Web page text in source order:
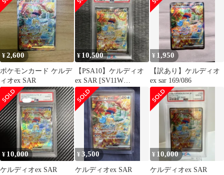
¥2,600
ポケモンカード ケルデ
ィオex SAR
¥ 10,500
【PSA10】ケルディオ
ex SAR [SV11W
169/086]
¥ 1,950
【訳あり】ケルディオ
ex sar 169/086
¥ 10,000
ケルディオex SAR
¥3,500
ケルディオex SAR
¥ 10,000
ケルディオex SAR